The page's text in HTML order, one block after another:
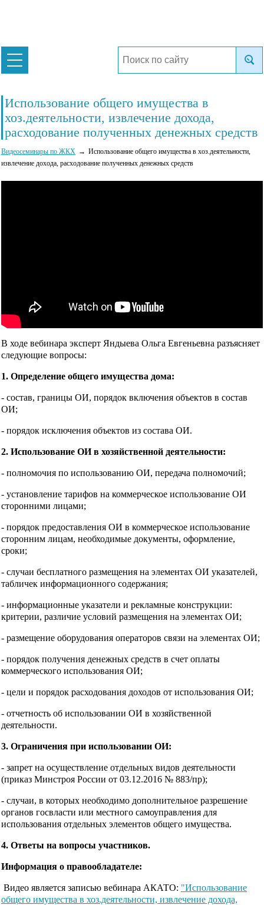
Использование общего имущества в
хоз.деятельности, извлечение дохода,
расходование полученных денежных средств
Видеосеминары по ЖКХ
Использование общего имущества в хоз.деятельности,
извлечение дохода, расходование полученных денежных средств
В ходе вебинара эксперт Яндыева Ольга Евгеньевна разъясняет
следующие вопросы:
1. Определение общего имущества дома:
- состав, границы ОИ, порядок включения объектов в состав
ОИ;
- порядок исключения объектов из состава ОИ.
2. Использование ОИ в хозяйственной деятельности:
- полномочия по использованию ОИ, передача полномочий;
- установление тарифов на коммерческое использование ОИ
сторонними лицами;
- порядок предоставления ОИ в коммерческое использование
сторонним лицам, необходимые документы, оформление,
сроки;
- случаи бесплатного размещения на элементах ОИ указателей,
табличек информационного содержания;
- информационные указатели и рекламные конструкции:
критерии, различие условий размещения на элементах ОИ;
- размещение оборудования операторов связи на элементах ОИ;
- порядок получения денежных средств в счет оплаты
коммерческого использования ОИ;
- цели и порядок расходования доходов от использования ОИ;
- отчетность об использовании ОИ в хозяйственной
деятельности.
3. Ограничения при использовании ОИ:
- запрет на осуществление отдельных видов деятельности
(приказ Минстроя России от 03.12.2016 № 883/пр);
- случаи, в которых необходимо дополнительное разрешение
органов госвласти или местного самоуправления для
использования отдельных элементов общего имущества.
4. Ответы на вопросы участников.
Информация о правообладателе:
Видео является записью вебинара АКАТО: "Использование
общего имущества в хоз.деятельности, извлечение дохода,